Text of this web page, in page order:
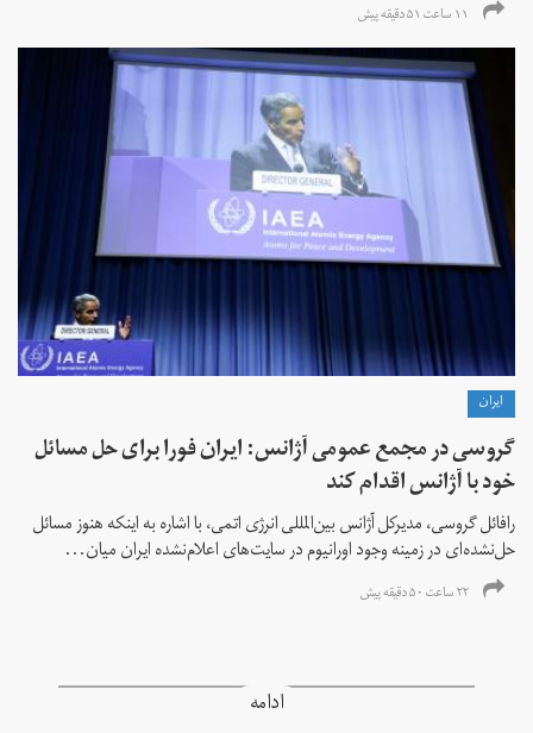
۱۱ ساعت ۵۱ دقیقه پیش
ايران
گروسی در مجمع عمومی آژانس: ایران فورا برای حل مسائل
خود با آژانس اقدام کند
رافائل گروسی، مدیرکل آژانس بین‌المللی انرژی اتمی، با اشاره به اینکه هنوز مسائل
حل‌نشده‌ای در زمینه وجود اورانیوم در سایت‌های اعلام‌نشده ایران میان...
۲۲ ساعت ۵۰ دقیقه پیش
ادامه